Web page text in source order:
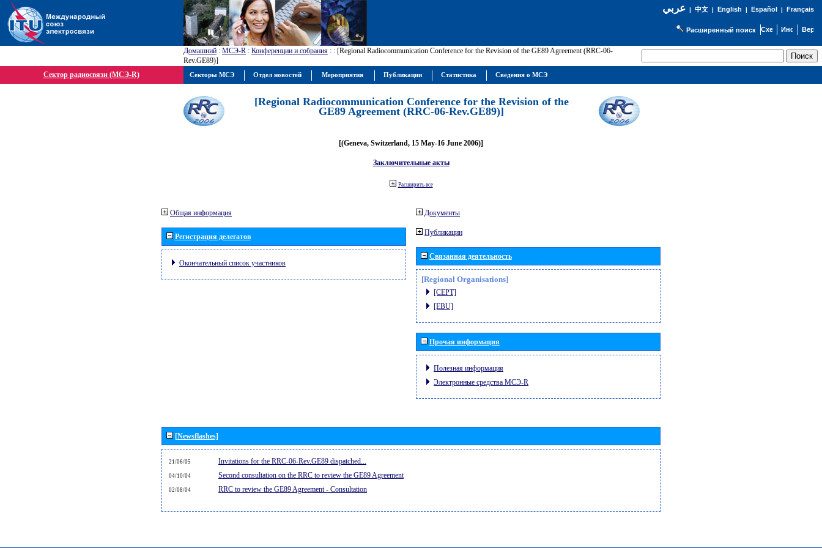
عربي| 中文| English | Español | Français
Расширенный поиск
Домашний : МСЭ-R : Конференции и собрания : : [Regional Radiocommunication Conference for the Revision of the GE89 Agreement (RRC-06-
Rev.GE89)]
Сектор радиосвязи (МСЭ-R)
[Regional Radiocommunication Conference for the Revision of the
GE89 Agreement (RRC-06-Rev.GE89)]
[(Geneva, Switzerland, 15 May-16 June 2006)]
Заключительные акты
Расширить все
Общая информация
Регистрация делегатов
Окончательный список участников
Документы
Публикации
Связанная деятельность
[Regional Organisations]
[CEPT]
[EBU]
Прочая информация
Полезная информация
Электронные средства МСЭ-R
[Newsflashes]
21/06/05 Invitations for the RRC-06-Rev.GE89 dispatched...
04/10/04 Second consultation on the RRC to review the GE89 Agreement
02/08/04 RRC to review the GE89 Agreement - Consultation
Секторы МСЭ Отдел новостей Мероприятия Публикации Статистика Сведения о МСЭ